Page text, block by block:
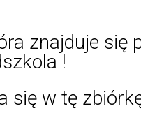
znajduje się
!
się w tę